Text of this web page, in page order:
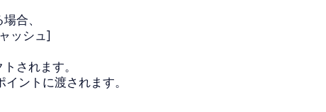
合、
ッシュ]
されます。
ントに渡されます。